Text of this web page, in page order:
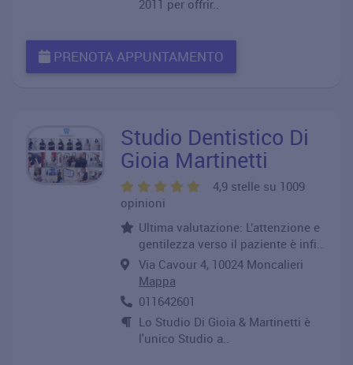
2011 per offrir..
PRENOTA APPUNTAMENTO
Studio Dentistico Di
Gioia Martinetti
4,9 stelle su 1009
opinioni
Ultima valutazione: L’attenzione e
gentilezza verso il paziente è infi..
Via Cavour 4, 10024 Moncalieri
Mappa
011642601
Lo Studio Di Gioia & Martinetti è
l'unico Studio a..